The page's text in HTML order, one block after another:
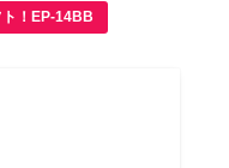
！EP-14BB